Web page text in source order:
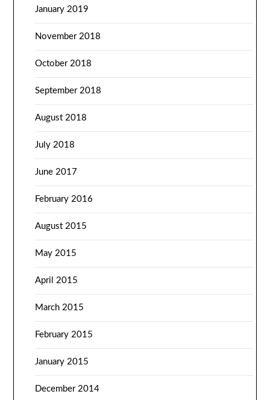
January 2019
November 2018
October 2018
September 2018
August 2018
July 2018
June 2017
February 2016
August 2015
May 2015
April 2015
March 2015
February 2015
January 2015
December 2014